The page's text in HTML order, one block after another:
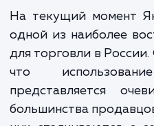
На текущий момент
одной из наиболее
для торговли в